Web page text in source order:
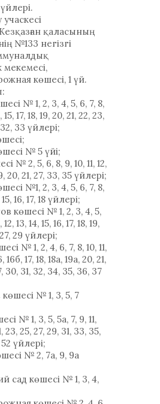
қаласының
№133 негізгі
мекемесі,
көшесі, 1 үй.
№ 1, 2, 3, 4, 5, 6, 7, 8,
15, 17, 18, 19, 20, 21, 22, 23,
33 үйлері;
№ 5 үйі;
№ 2, 5, 6, 8, 9, 10, 11, 12,
20, 21, 27, 33, 35 үйлері;
№1, 2, 3, 4, 5, 6, 7, 8,
15, 16, 17, 18 үйлері;
көшесі № 1, 2, 3, 4, 5,
13, 14, 15, 16, 17, 18, 19,
29 үйлері;
№ 1, 2, 4, 6, 7, 8, 10, 11,
16б, 17, 18, 18а, 19а, 20, 21,
30, 31, 32, 34, 35, 36, 37
№ 1, 3, 5, 7
№ 1, 3, 5, 5a, 7, 9, 11,
23, 25, 27, 29, 31, 33, 35,
үйлері;
№ 2, 7a, 9, 9а
сад көшесі № 1, 3, 4,